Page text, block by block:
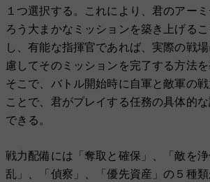
１つ選択する。これにより、君のアー
ろう大まかなミッションを築き上げる
し、有能な指揮官であれば、実際の戦
慮してそのミッションを完了する方法を
そこで、バトル開始時に自軍と敵軍の
ことで、君がプレイする任務の具体的
できる。
戦力配備には「奪取と確保」、「敵を
乱」、「偵察」、「優先資産」の５種類